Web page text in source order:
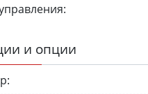
и опции